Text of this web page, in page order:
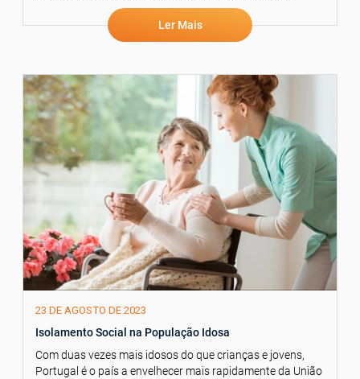
Ler Mais
23 DE AGOSTO DE 2023
Isolamento Social na População Idosa
Com duas vezes mais idosos do que crianças e jovens,
Portugal é o país a envelhecer mais rapidamente da União